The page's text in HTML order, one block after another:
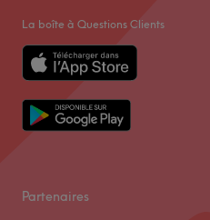
La boîte à Questions Clients
Partenaires